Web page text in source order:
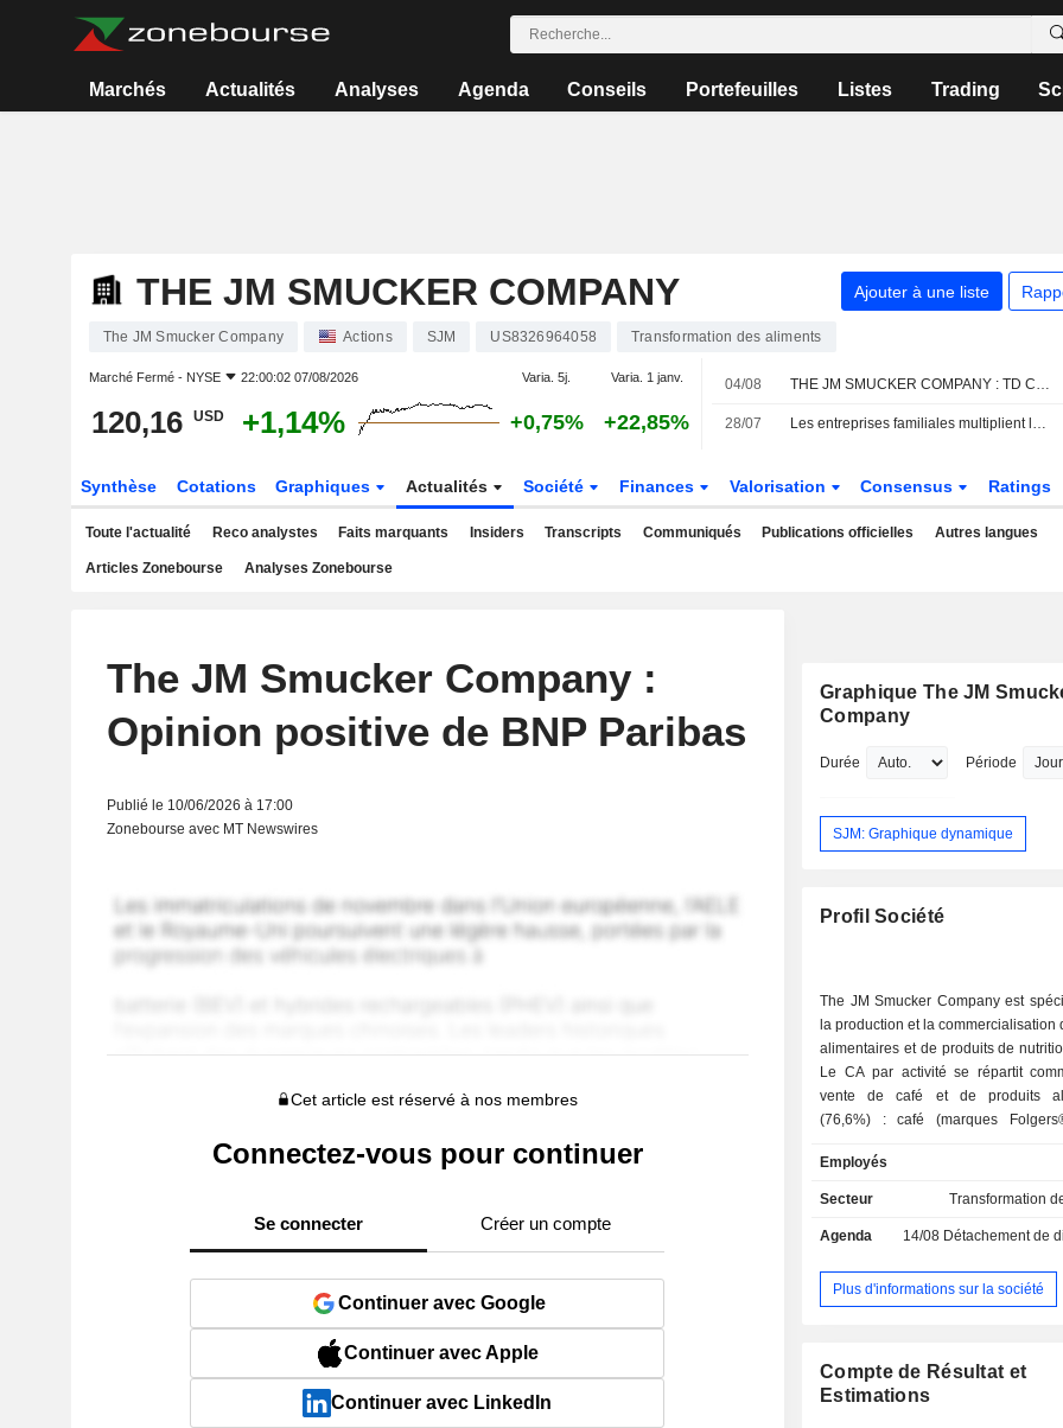
Marchés Actualités Analyses Agenda Conseils Portefeuilles Listes Trading
THE JM SMUCKER COMPANY Ajouter à une liste
The JM Smucker Company Actions SJM US8326964058 Transformation des aliments
Marché Fermé - NYSE 22:00:02 07/08/2026 Varia. 5j. Varia. 1 janv.
120,16 USD +1,14% +0,75% +22,85%
04/08 THE JM SMUCKER COMPANY : TD Cowen conserve son opinion neutre
28/07 Les entreprises familiales multiplient les acquisitions dans le secteur du snacking aux États-Unis
Synthèse Cotations Graphiques Actualités Société Finances Valorisation Consensus Ratings
Toute l'actualité Reco analystes Faits marquants Insiders Transcripts Communiqués Publications officielles Autres langues
Articles Zonebourse Analyses Zonebourse
The JM Smucker Company :
Opinion positive de BNP Paribas
Publié le 10/06/2026 à 17:00
Zonebourse avec MT Newswires
Cet article est réservé à nos membres
Connectez-vous pour continuer
Se connecter Créer un compte
Continuer avec Google
Continuer avec Apple
Continuer avec LinkedIn
Graphique The JM
Company
Durée Période
SJM: Graphique dynamique
Profil Société
The JM Smucker Company est
la production et la commercialisation
alimentaires et de produits de
Le CA par activité se répartit
vente de café et de produits
(76,6%) : café (marques
cacahuète, confitures, huiles, lait
préparations boulangères et
biscuits, pommes de terre
conserves au vinaigre,
(marques Uncrustables, Jif,
Peroni, Canine Carry Outs, etc. ; - autres (3,5%).
La répartition géographique du
Employés
Secteur Transformation
Agenda 14/08 Détachement de
Plus d'informations sur la société
Compte de Résultat et
Estimations